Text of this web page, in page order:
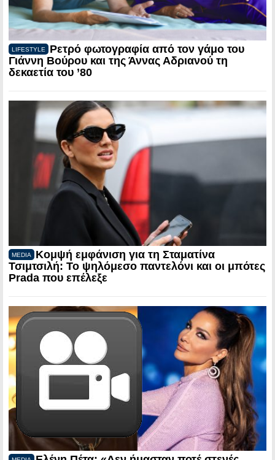
LIFESTYLE
Ρετρό φωτογραφία από τον γάμο του
Γιάννη Βούρου και της Άννας Αδριανού τη
δεκαετία του ’80
MEDIA
Κομψή εμφάνιση για τη Σταματίνα
Τσιμτσιλή: Το ψηλόμεσο παντελόνι και οι μπότες
Prada που επέλεξε